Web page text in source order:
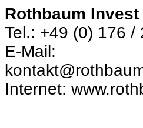
Rothbaum Invest
Tel.: +49 (0) 176 /
E-Mail:
Internet: